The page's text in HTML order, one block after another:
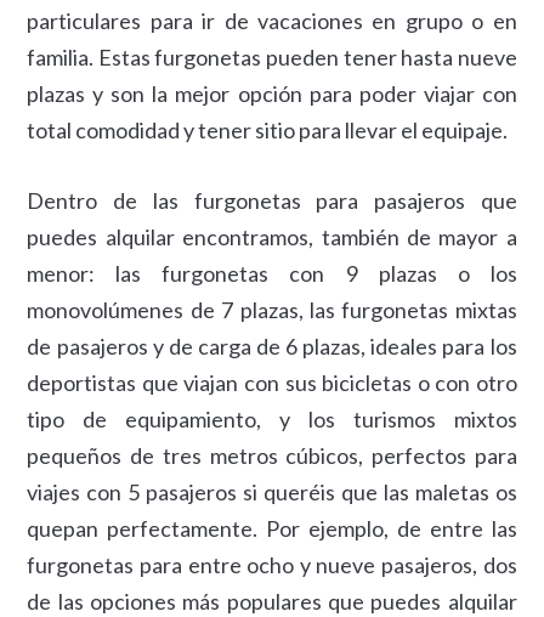
particulares para ir de vacaciones en grupo o en
familia. Estas furgonetas pueden tener hasta nueve
plazas y son la mejor opción para poder viajar con
total comodidad y tener sitio para llevar el equipaje.
Dentro de las furgonetas para pasajeros que
puedes alquilar encontramos, también de mayor a
menor: las furgonetas con 9 plazas o los
monovolúmenes de 7 plazas, las furgonetas mixtas
de pasajeros y de carga de 6 plazas, ideales para los
deportistas que viajan con sus bicicletas o con otro
tipo de equipamiento, y los turismos mixtos
pequeños de tres metros cúbicos, perfectos para
viajes con 5 pasajeros si queréis que las maletas os
quepan perfectamente. Por ejemplo, de entre las
furgonetas para entre ocho y nueve pasajeros, dos
de las opciones más populares que puedes alquilar